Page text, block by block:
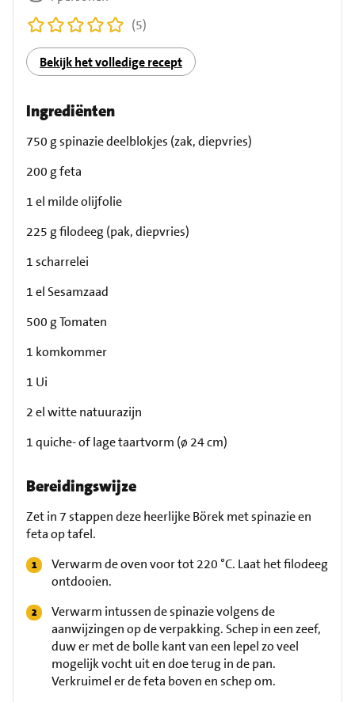
(5)
Bekijk het volledige recept
Ingrediënten
750 g spinazie deelblokjes (zak, diepvries)
200 g feta
1 el milde olijfolie
225 g filodeeg (pak, diepvries)
1 scharrelei
1 el Sesamzaad
500 g Tomaten
1 komkommer
1 Ui
2 el witte natuurazijn
1 quiche- of lage taartvorm (ø 24 cm)
Bereidingswijze
Zet in 7 stappen deze heerlijke Börek met spinazie en
feta op tafel.
Verwarm de oven voor tot 220 °C. Laat het filodeeg
ontdooien.
Verwarm intussen de spinazie volgens de
aanwijzingen op de verpakking. Schep in een zeef,
duw er met de bolle kant van een lepel zo veel
mogelijk vocht uit en doe terug in de pan.
Verkruimel er de feta boven en schep om.